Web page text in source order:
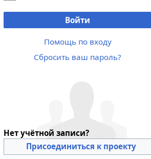
Войти
Помощь по входу
Сбросить ваш пароль?
Нет учётной записи?
Присоединиться к проекту